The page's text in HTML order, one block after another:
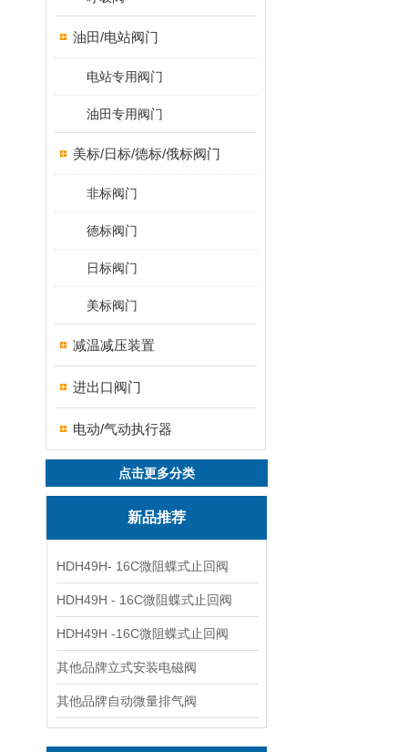
油田/电站阀门
电站专用阀门
油田专用阀门
美标/日标/德标/俄标阀门
非标阀门
德标阀门
日标阀门
美标阀门
减温减压装置
进出口阀门
电动/气动执行器
点击更多分类
新品推荐
HDH49H- 16C微阻蝶式止回阀
HDH49H - 16C微阻蝶式止回阀
HDH49H -16C微阻蝶式止回阀
其他品牌立式安装电磁阀
其他品牌自动微量排气阀